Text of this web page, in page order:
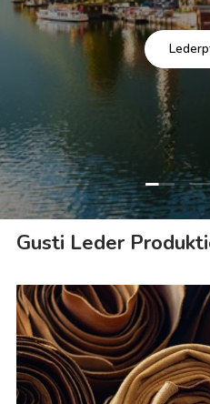
Folie
Gusti Leder